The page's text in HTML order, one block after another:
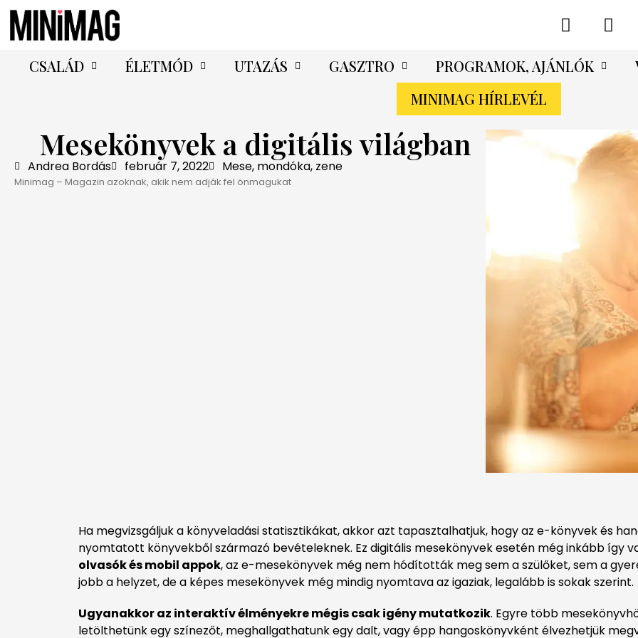
CSALÁD ÉLETMÓD UTAZÁS GASZTRO PROGRAMOK, AJÁNLÓK
MINIMAG HÍRLEVÉL
Mesekönyvek a digitális világban
Andrea Bordás február 7, 2022 Mese, mondóka, zene
Minimag – Magazin azoknak, akik nem adják fel önmagukat
Ha megvizsgáljuk a könyveladási statisztikákat, akkor azt tapasztalhatjuk, hogy az e-könyvek és
nyomtatott könyvekből származó bevételeknek. Ez digitális mesekönyvek esetén még inkább így
olvasók és mobil appok, az e-mesekönyvek még nem hódították meg sem a szülőket, sem a
jobb a helyzet, de a képes mesekönyvek még mindig nyomtava az igaziak, legalább is sokak szerint.
Ugyanakkor az interaktív élményekre mégis csak igény mutatkozik. Egyre több
letölthetünk egy színezőt, meghallgathatunk egy dalt, vagy épp hangoskönyvként élvezhetjük